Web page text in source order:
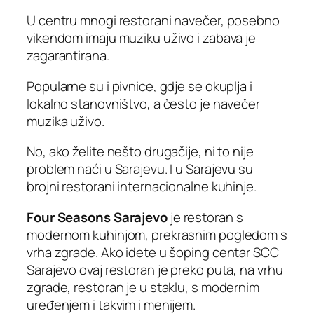
U centru mnogi restorani navečer, posebno
vikendom imaju muziku uživo i zabava je
zagarantirana.
Popularne su i pivnice, gdje se okuplja i
lokalno stanovništvo, a često je navečer
muzika uživo.
No, ako želite nešto drugačije, ni to nije
problem naći u Sarajevu. I u Sarajevu su
brojni restorani internacionalne kuhinje.
Four SeasonsSarajevoje restoran s
modernom kuhinjom, prekrasnim pogledom s
vrha zgrade. Ako idete u šoping centar SCC
Sarajevo ovaj restoran je preko puta, na vrhu
zgrade, restoran je u staklu, s modernim
uređenjem i takvim i menijem.